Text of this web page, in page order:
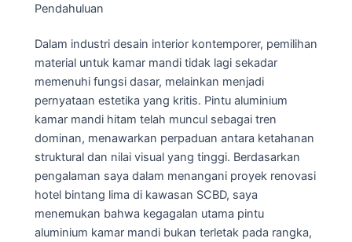
Pendahuluan
Dalam industri desain interior kontemporer, pemilihan
material untuk kamar mandi tidak lagi sekadar
memenuhi fungsi dasar, melainkan menjadi
pernyataan estetika yang kritis. Pintu aluminium
kamar mandi hitam telah muncul sebagai tren
dominan, menawarkan perpaduan antara ketahanan
struktural dan nilai visual yang tinggi. Berdasarkan
pengalaman saya dalam menangani proyek renovasi
hotel bintang lima di kawasan SCBD, saya
menemukan bahwa kegagalan utama pintu
aluminium kamar mandi bukan terletak pada rangka,